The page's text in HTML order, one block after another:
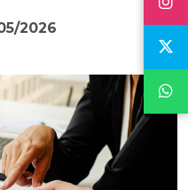
2026